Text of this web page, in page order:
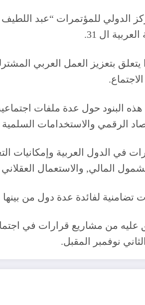
الدولي للمؤتمرات “عبد
ال 31.
خلال هذا الاجتماع بحث 24 بندا يتعلق
البنود حول عدة ملفات
الرقمي والاستخدامات
في الدول العربية وإمكانيات
المالي, والاستعمال
تضامنية لفائدة عدة دول من
عليه من مشاريع قرارات في
نوفمبر المقبل.